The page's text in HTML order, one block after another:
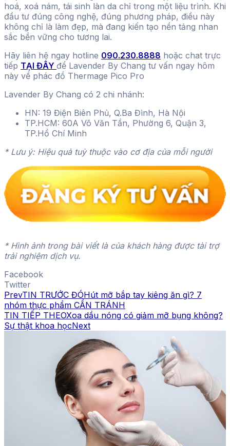
hoá, xoá nám, tái sinh làn da chỉ trong một liệu trình. Khi
đầu tư đúng công nghệ, đúng phương pháp, điều này
không chỉ là làm đẹp, mà đang kiến tạo nền tảng nhan
sắc bền vững cho tương lai.
Hãy liên hệ ngay hotline 090.230.8888 hoặc chat trực
tiếp TẠI ĐÂY để Lavender By Chang tư vấn ngay hôm
này về phác đồ Thermage Pico Pro
Lavender By Chang có 2 chi nhánh:
HN: 19 Điện Biên Phủ, Q.Ba Đình, Hà Nội
TP.HCM: 60A Võ Văn Tần, Phường 6, Quận 3,
TP.Hồ Chí Minh
* Lưu ý: Hiệu quả tuỳ thuộc vào cơ địa của mỗi người
* Hình ảnh trong bài viết là của khách hàng được tài trợ
trải nghiệm dịch vụ.
Facebook
Twitter
PrevTIN TRƯỚC ĐÓHút mỡ bắp tay kiêng ăn gì? 7
nhóm thực phẩm CẦN TRÁNH
TIN TIẾP THEOXoa dầu nóng có giảm mỡ bụng không?
Sự thật khoa họcNext